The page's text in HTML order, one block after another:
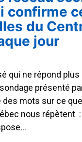
confirme
du
jour
qui ne répond plus
présenté
mots sur ce
nous répètent